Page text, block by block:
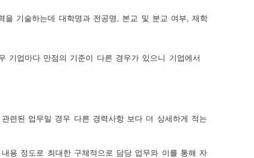
을 기술하는데 대학명과 전공명, 본교 및 분교 여부, 재학
기업마다 만점의 기준이 다른 경우가 있으니 기업에서
련된 업무일 경우 다른 경력사항 보다 더 상세하게 적는
용 정도로 최대한 구체적으로 담당 업무와 이를 통해 자